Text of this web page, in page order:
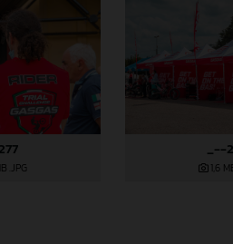
.JPG
_--
1,6